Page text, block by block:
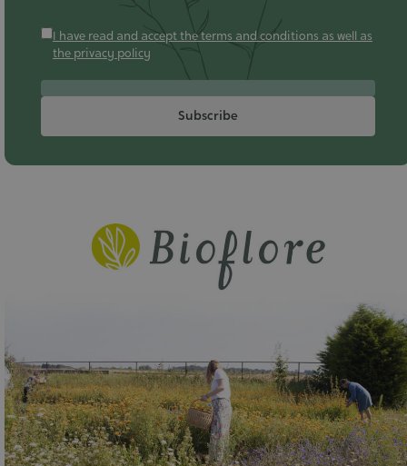
I have read and accept the terms and conditions as well as
the privacy policy
Subscribe